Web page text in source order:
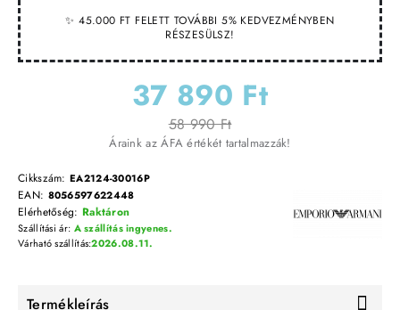
✨ 45.000 FT FELETT TOVÁBBI 5% KEDVEZMÉNYBEN
RÉSZESÜLSZ!
37 890 Ft
58 990 Ft
Áraink az ÁFA értékét tartalmazzák!
Cikkszám: EA2124-30016P
EAN: 8056597622448
Elérhetőség: Raktáron
Várható szállítás:2026.08.11.
Szállítási ár: A szállítás ingyenes.
Termékleírás